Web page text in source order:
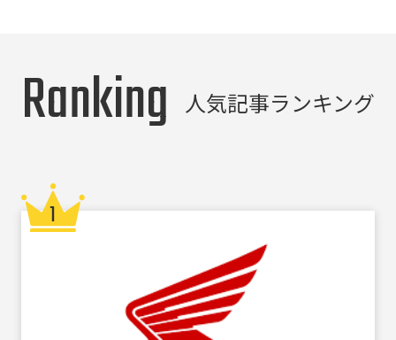
Ranking 人気記事ランキング